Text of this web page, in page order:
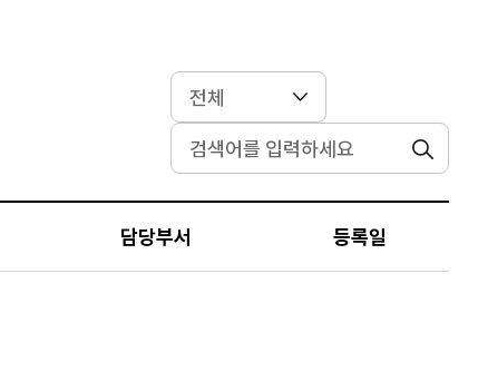
검색
담당부서 등록일